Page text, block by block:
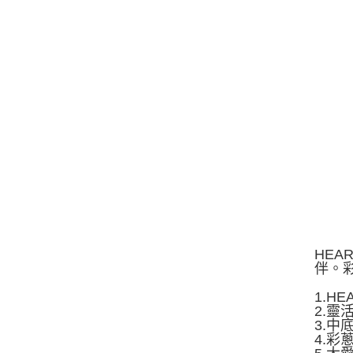
伴。
2.靈
3.中
4.彩